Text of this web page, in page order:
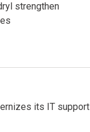
strengthen
its IT support